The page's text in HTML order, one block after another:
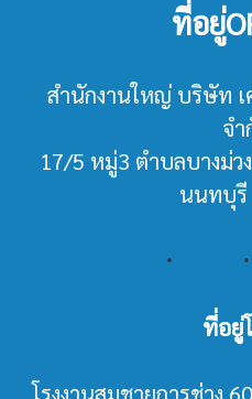
ที่อยู่
สำนักงานใหญ่ บริษัท
จำ
17/5 หมู่3 ตำบลบางม่ว
นนทบุรี
ที่อยู่
โรงงานสมชายการช่าง